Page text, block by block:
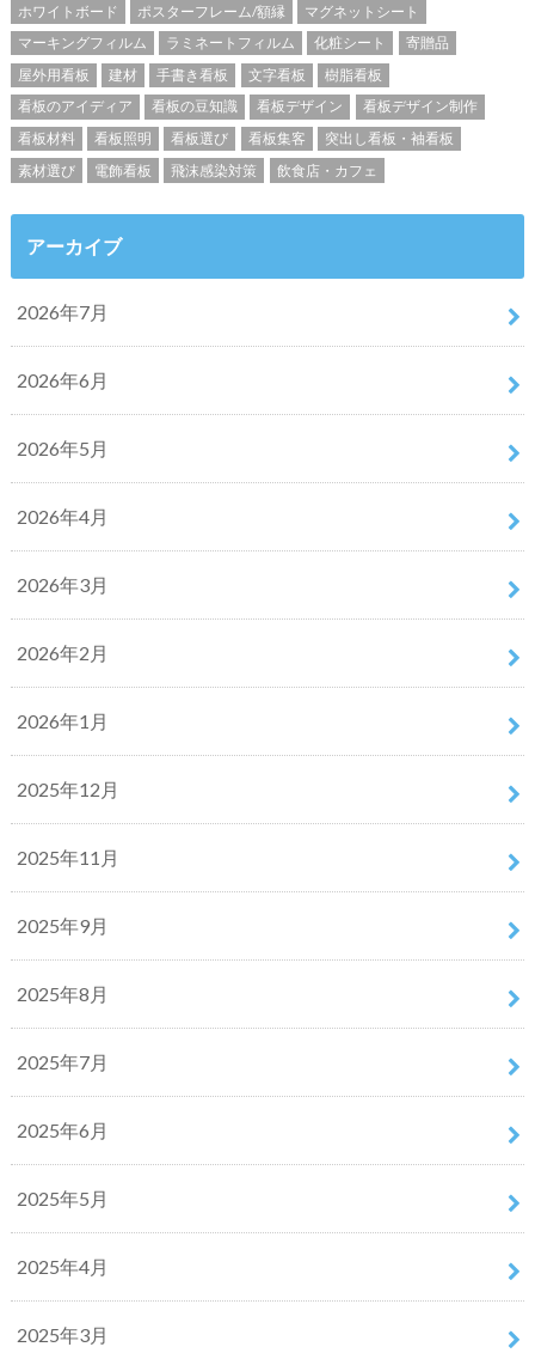
ホワイトボード
ポスターフレーム/額縁
マグネットシート
マーキングフィルム
ラミネートフィルム 化粧シート
寄贈品
屋外用看板
建材 手書き看板 文字看板
樹脂看板
看板のアイディア
看板の豆知識 看板デザイン
看板デザイン制作
看板材料
看板照明 看板選び 看板集客
突出し看板・袖看板
素材選び
電飾看板 飛沫感染対策 飲食店・カフェ
アーカイブ
2026年7月
2026年6月
2026年5月
2026年4月
2026年3月
2026年2月
2026年1月
2025年12月
2025年11月
2025年9月
2025年8月
2025年7月
2025年6月
2025年5月
2025年4月
2025年3月